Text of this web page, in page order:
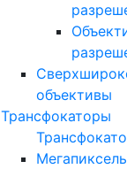
объективы
Трансфокаторы